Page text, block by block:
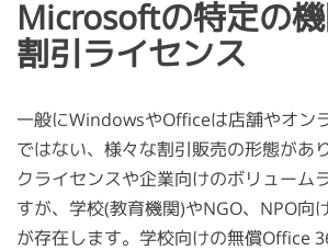
Microsoftの特定の
割引ライセンス
一般にWindowsやOfficeは店舗やオン
ではない、様々な割引販売の形態があ
クライセンスや企業向けのボリューム
すが、学校(教育機関)やNGO、NPO向
が存在します。学校向けの無償Office